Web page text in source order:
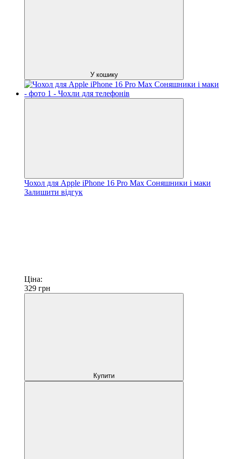
У кошику
Чохол для Apple iPhone 16 Pro Max Соняшники і маки
Залишити відгук
Ціна:
329 грн
Купити